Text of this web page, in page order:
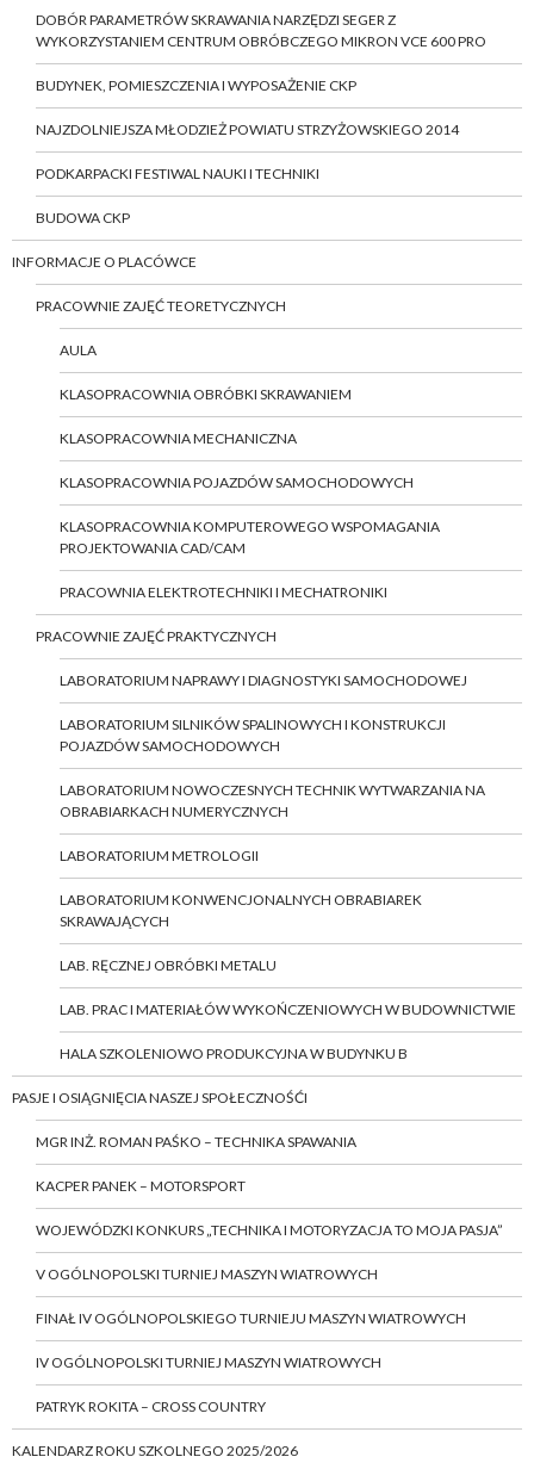
DOBÓR PARAMETRÓW SKRAWANIA NARZĘDZI SEGER Z
WYKORZYSTANIEM CENTRUM OBRÓBCZEGO MIKRON VCE 600 PRO
BUDYNEK, POMIESZCZENIA I WYPOSAŻENIE CKP
NAJZDOLNIEJSZA MŁODZIEŻ POWIATU STRZYŻOWSKIEGO 2014
PODKARPACKI FESTIWAL NAUKI I TECHNIKI
BUDOWA CKP
INFORMACJE O PLACÓWCE
PRACOWNIE ZAJĘĆ TEORETYCZNYCH
AULA
KLASOPRACOWNIA OBRÓBKI SKRAWANIEM
KLASOPRACOWNIA MECHANICZNA
KLASOPRACOWNIA POJAZDÓW SAMOCHODOWYCH
KLASOPRACOWNIA KOMPUTEROWEGO WSPOMAGANIA
PROJEKTOWANIA CAD/CAM
PRACOWNIA ELEKTROTECHNIKI I MECHATRONIKI
PRACOWNIE ZAJĘĆ PRAKTYCZNYCH
LABORATORIUM NAPRAWY I DIAGNOSTYKI SAMOCHODOWEJ
LABORATORIUM SILNIKÓW SPALINOWYCH I KONSTRUKCJI
POJAZDÓW SAMOCHODOWYCH
LABORATORIUM NOWOCZESNYCH TECHNIK WYTWARZANIA NA
OBRABIARKACH NUMERYCZNYCH
LABORATORIUM METROLOGII
LABORATORIUM KONWENCJONALNYCH OBRABIAREK
SKRAWAJĄCYCH
LAB. RĘCZNEJ OBRÓBKI METALU
LAB. PRAC I MATERIAŁÓW WYKOŃCZENIOWYCH W BUDOWNICTWIE
HALA SZKOLENIOWO PRODUKCYJNA W BUDYNKU B
PASJE I OSIĄGNIĘCIA NASZEJ SPOŁECZNOŚĆI
MGR INŻ. ROMAN PAŚKO – TECHNIKA SPAWANIA
KACPER PANEK – MOTORSPORT
WOJEWÓDZKI KONKURS „TECHNIKA I MOTORYZACJA TO MOJA PASJA”
V OGÓLNOPOLSKI TURNIEJ MASZYN WIATROWYCH
FINAŁ IV OGÓLNOPOLSKIEGO TURNIEJU MASZYN WIATROWYCH
IV OGÓLNOPOLSKI TURNIEJ MASZYN WIATROWYCH
PATRYK ROKITA – CROSS COUNTRY
KALENDARZ ROKU SZKOLNEGO 2025/2026